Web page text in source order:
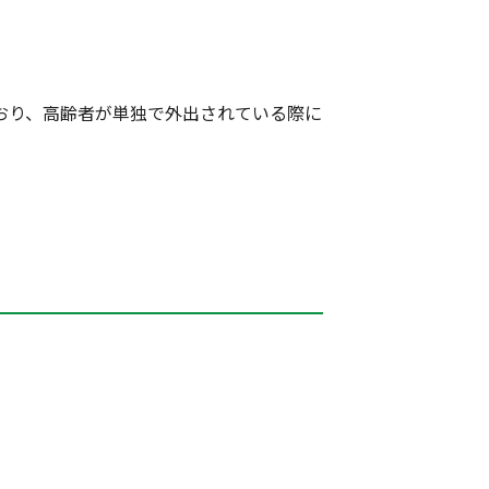
、高齢者が単独で外出されている際に